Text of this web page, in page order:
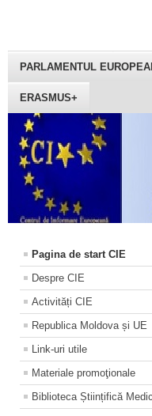
PARLAMENTUL
ERASMUS+
Pagina de start CIE
Despre CIE
Activități CIE
Republica Moldova și UE
Link-uri utile
Materiale promoţionale
Biblioteca Științifică